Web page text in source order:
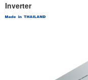
Inverter